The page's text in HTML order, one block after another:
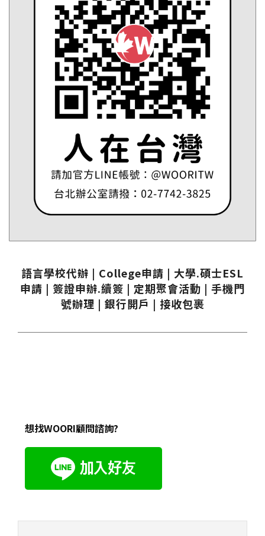
語言學校代辦 | College申請 | 大學.碩士ESL
申請 | 簽證申辦.續簽 | 定期聚會活動 | 手機門
號辦理 | 銀行開戶 | 接收包裹
想找WOORI顧問諮詢?